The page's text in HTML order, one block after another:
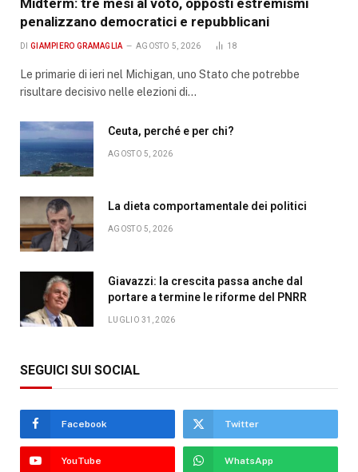
penalizzano democratici e repubblicani
DI GIAMPIERO GRAMAGLIA AGOSTO 5, 2026 18
Le primarie di ieri nel Michigan, uno Stato che potrebbe
risultare decisivo nelle elezioni di…
Ceuta, perché e per chi?
AGOSTO 5, 2026
La dieta comportamentale dei politici
AGOSTO 5, 2026
Giavazzi: la crescita passa anche dal
portare a termine le riforme del PNRR
LUGLIO 31, 2026
SEGUICI SUI SOCIAL
Facebook Twitter
YouTube WhatsApp